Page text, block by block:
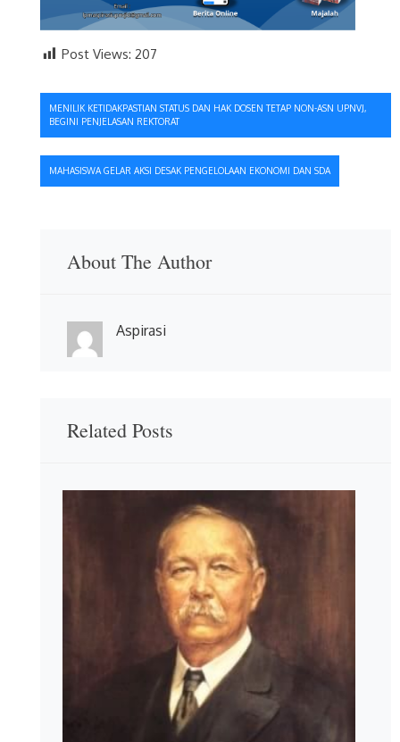
Post Views: 207
Navigasi
pos
MENILIK KETIDAKPASTIAN STATUS DAN HAK DOSEN TETAP NON-ASN UPNVJ,
BEGINI PENJELASAN REKTORAT
MAHASISWA GELAR AKSI DESAK PENGELOLAAN EKONOMI DAN SDA
About The Author
Aspirasi
Related Posts